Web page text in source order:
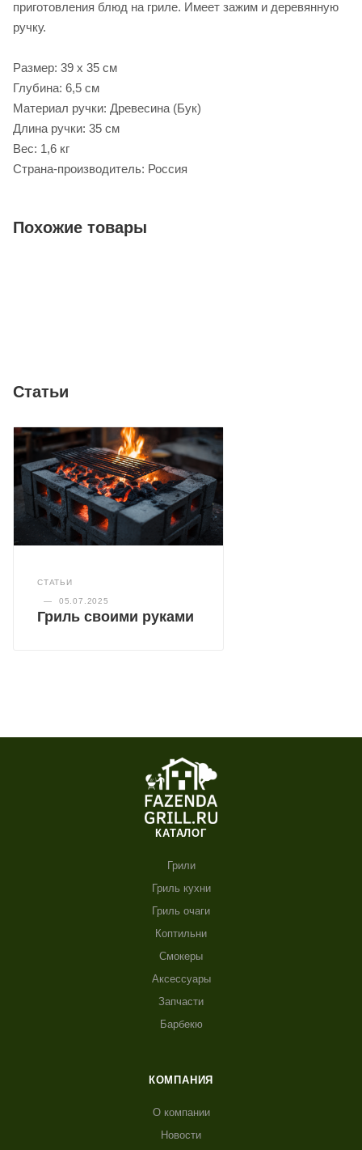
приготовления блюд на гриле. Имеет зажим и деревянную
ручку.
Размер: 39 х 35 см
Глубина: 6,5 см
Материал ручки: Древесина (Бук)
Длина ручки: 35 см
Вес: 1,6 кг
Страна-производитель: Россия
Похожие товары
Статьи
СТАТЬИ
— 05.07.2025
Гриль своими руками
КАТАЛОГ
Грили
Гриль кухни
Гриль очаги
Коптильни
Смокеры
Аксессуары
Запчасти
Барбекю
КОМПАНИЯ
О компании
Новости